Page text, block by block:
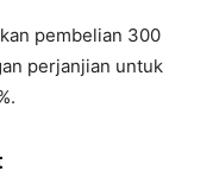
pembelian 300
perjanjian untuk